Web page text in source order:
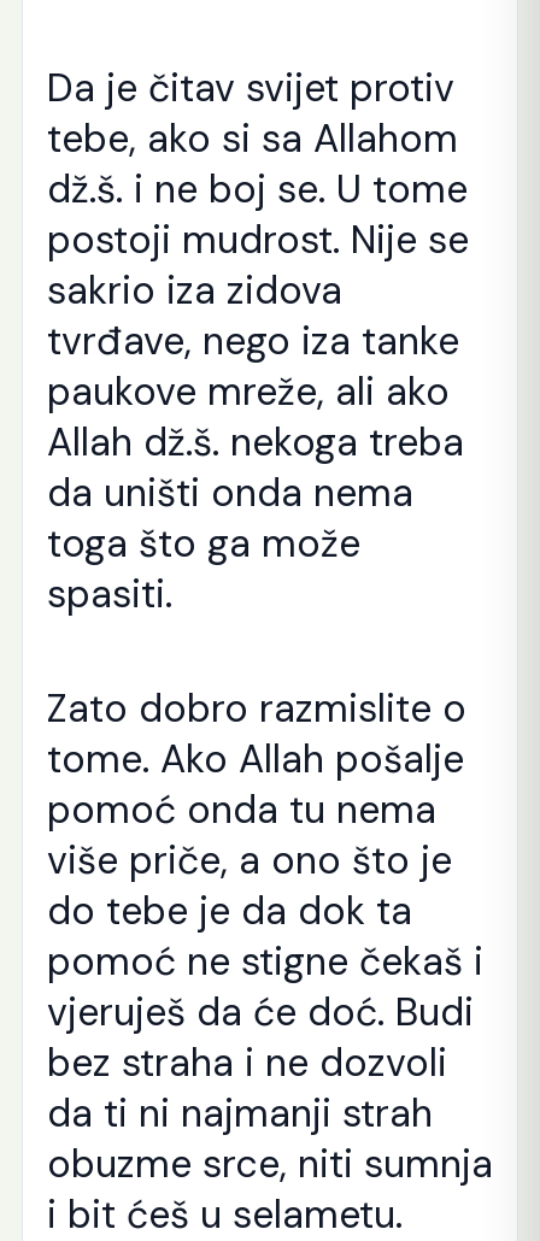
Da je čitav svijet protiv
tebe, ako si sa Allahom
dž.š. i ne boj se. U tome
postoji mudrost. Nije se
sakrio iza zidova
tvrđave, nego iza tanke
paukove mreže, ali ako
Allah dž.š. nekoga treba
da uništi onda nema
toga što ga može
spasiti.
Zato dobro razmislite o
tome. Ako Allah pošalje
pomoć onda tu nema
više priče, a ono što je
do tebe je da dok ta
pomoć ne stigne čekaš i
vjeruješ da će doć. Budi
bez straha i ne dozvoli
da ti ni najmanji strah
obuzme srce, niti sumnja
i bit ćeš u selametu.